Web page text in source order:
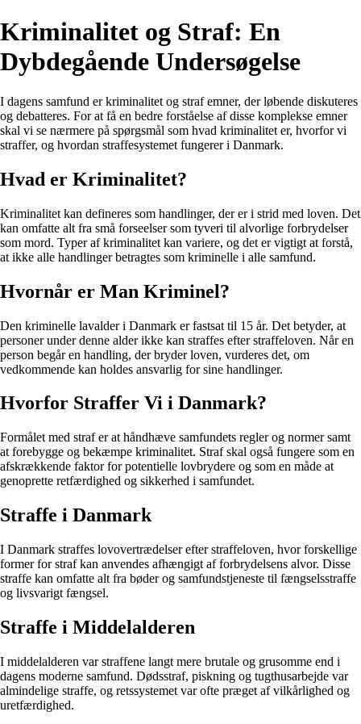
Kriminalitet og Straf: En
Dybdegående Undersøgelse
I dagens samfund er kriminalitet og straf emner, der løbende diskuteres
og debatteres. For at få en bedre forståelse af disse komplekse emner
skal vi se nærmere på spørgsmål som hvad kriminalitet er, hvorfor vi
straffer, og hvordan straffesystemet fungerer i Danmark.
Hvad er Kriminalitet?
Kriminalitet kan defineres som handlinger, der er i strid med loven. Det
kan omfatte alt fra små forseelser som tyveri til alvorlige forbrydelser
som mord. Typer af kriminalitet kan variere, og det er vigtigt at forstå,
at ikke alle handlinger betragtes som kriminelle i alle samfund.
Hvornår er Man Kriminel?
Den kriminelle lavalder i Danmark er fastsat til 15 år. Det betyder, at
personer under denne alder ikke kan straffes efter straffeloven. Når en
person begår en handling, der bryder loven, vurderes det, om
vedkommende kan holdes ansvarlig for sine handlinger.
Hvorfor Straffer Vi i Danmark?
Formålet med straf er at håndhæve samfundets regler og normer samt
at forebygge og bekæmpe kriminalitet. Straf skal også fungere som en
afskrækkende faktor for potentielle lovbrydere og som en måde at
genoprette retfærdighed og sikkerhed i samfundet.
Straffe i Danmark
I Danmark straffes lovovertrædelser efter straffeloven, hvor forskellige
former for straf kan anvendes afhængigt af forbrydelsens alvor. Disse
straffe kan omfatte alt fra bøder og samfundstjeneste til fængselsstraffe
og livsvarigt fængsel.
Straffe i Middelalderen
I middelalderen var straffene langt mere brutale og grusomme end i
dagens moderne samfund. Dødsstraf, piskning og tugthusarbejde var
almindelige straffe, og retssystemet var ofte præget af vilkårlighed og
uretfærdighed.